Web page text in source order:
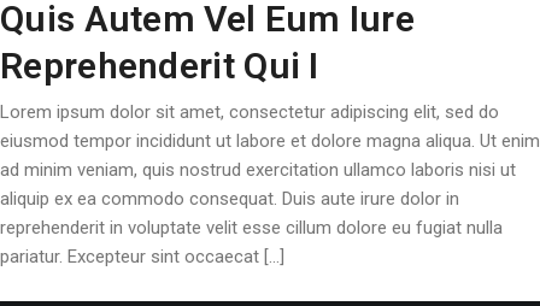
Quis Autem Vel Eum Iure
Reprehenderit Qui I
Lorem ipsum dolor sit amet, consectetur adipiscing elit, sed do
eiusmod tempor incididunt ut labore et dolore magna aliqua. Ut enim
ad minim veniam, quis nostrud exercitation ullamco laboris nisi ut
aliquip ex ea commodo consequat. Duis aute irure dolor in
reprehenderit in voluptate velit esse cillum dolore eu fugiat nulla
pariatur. Excepteur sint occaecat […]